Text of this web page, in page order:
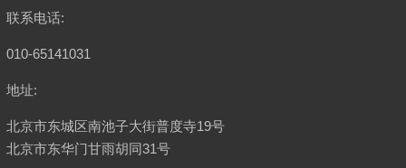
联系电话:
010-65141031
地址:
北京市东城区南池子大街普度寺19号
北京市东华门甘雨胡同31号